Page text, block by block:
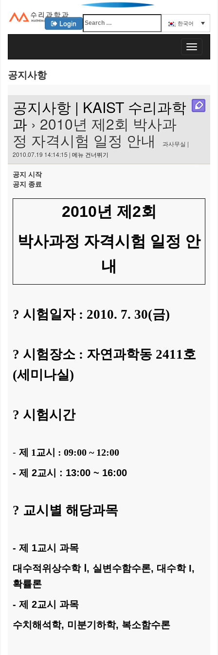
KAIST 수리과학과
Login 한국어
T
o
t
공지사항
공지사항 | KAIST 수리과학
과 › 2010년 제2회 박사과
정 자격시험 일정 안내
과사무실 |
2010.07.19 14:14:15 | 메뉴 건너뛰기
공지 시작
공지 종료
2010년 제2회
박사과정 자격시험 일정 안
내
? 시험일자 : 2010. 7. 30(금)
? 시험장소 : 자연과학동 2411호
(세미나실)
? 시험시간
- 제 1교시 : 09:00 ~ 12:00
- 제 2교시 : 13:00 ~ 16:00
? 교시별 해당과목
- 제 1교시 과목
대수적위상수학 Ⅰ, 실변수함수론, 대수학 I,
확률론
- 제 2교시 과목
수치해석학, 미분기하학, 복소함수론